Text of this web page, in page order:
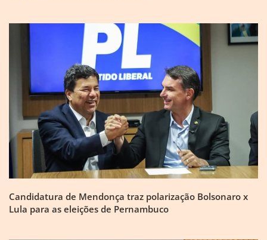
Candidatura de Mendonça traz polarização Bolsonaro x
Lula para as eleições de Pernambuco